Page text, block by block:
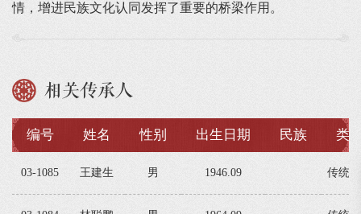
情，增进民族文化认同发挥了重要的桥梁作用。
相关传承人
编号 姓名 性别 出生日期 民族 类
03-1085 王建生 男 1946.09 传统